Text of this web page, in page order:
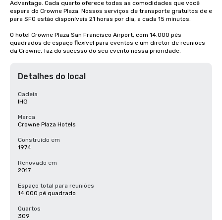
Advantage. Cada quarto oferece todas as comodidades que você
espera do Crowne Plaza. Nossos serviços de transporte gratuitos de e
para SFO estão disponíveis 21 horas por dia, a cada 15 minutos.
O hotel Crowne Plaza San Francisco Airport, com 14.000 pés
quadrados de espaço flexível para eventos e um diretor de reuniões
da Crowne, faz do sucesso do seu evento nossa prioridade.
Detalhes do local
Cadeia
IHG
Marca
Crowne Plaza Hotels
Construído em
1974
Renovado em
2017
Espaço total para reuniões
14 000 pé quadrado
Quartos
309